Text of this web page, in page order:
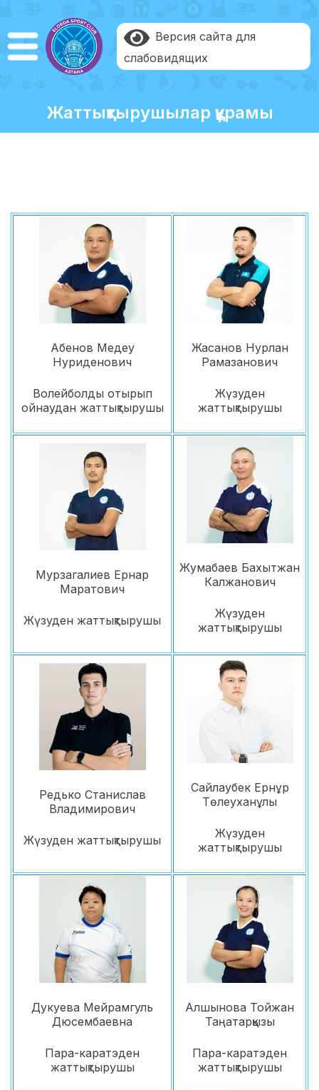
Версия сайта для
слабовидящих
Жаттықтырушылар құрамы
Абенов Медеу
Нуриденович
Волейболды отырып
ойнаудан жаттықтырушы
Жасанов Нурлан
Рамазанович
Жүзуден
жаттықтырушы
Мурзагалиев Ернар
Маратович
Жүзуден жаттықтырушы
Жумабаев Бахытжан
Калжанович
Жүзуден
жаттықтырушы
Редько Станислав
Владимирович
Жүзуден жаттықтырушы
Сайлаубек Ернұр
Төлеуханұлы
Жүзуден
жаттықтырушы
Дукуева Мейрамгуль
Дюсембаевна
Пара-каратэден
жаттықтырушы
Алшынова Тойжан
Таңатарқызы
Пара-каратэден
жаттықтырушы